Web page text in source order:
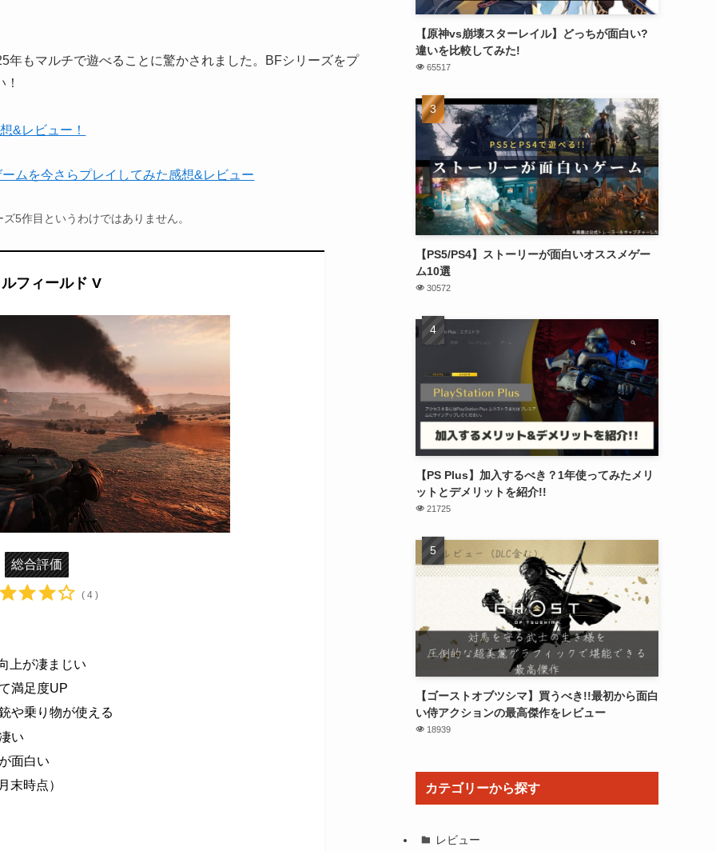
年もマルチで遊べることに驚かされました。BFシリーズをプ
&レビュー！
ムを今さらプレイしてみた感想&レビュー
5作目というわけではありません。
フィールド V
総合評価
( 4 )
上が凄まじい
満足度UP
や乗り物が使える
い
面白い
末時点）
【原神vs崩壊スターレイル】どっちが面白い?
違いを比較してみた!
65517
【PS5/PS4】ストーリーが面白いオススメゲー
ム10選
30572
【PS Plus】加入するべき？1年使ってみたメリ
ットとデメリットを紹介!!
21725
【ゴーストオブツシマ】買うべき!!最初から面白
い侍アクションの最高傑作をレビュー
18939
カテゴリーから探す
レビュー